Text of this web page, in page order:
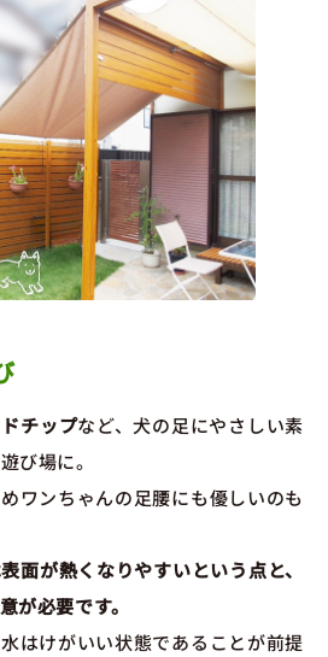
チップなど、犬の足にやさしい素
び場に。
ワンちゃんの足腰にも優しいのも
面が熱くなりやすいという点と、
が必要です。
はけがいい状態であることが前提